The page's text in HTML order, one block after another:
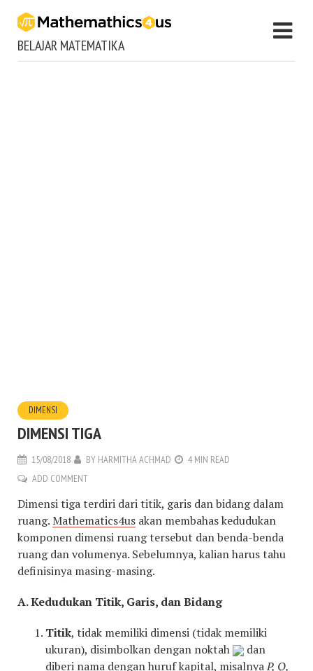
BELAJAR MATEMATIKA
DIMENSI
DIMENSI TIGA
15/08/2018 BY HARMITHA ACHMAD
4 MIN READ
ADD COMMENT
Dimensi tiga terdiri dari titik, garis dan bidang dalam
ruang.Mathematics4us akan membahas kedudukan
komponen dimensi ruang tersebut dan benda-benda
ruang dan volumenya. Sebelumnya, kalian harus tahu
definisinya masing-masing.
A. Kedudukan Titik, Garis, dan Bidang
Titik, tidak memiliki dimensi (tidak memiliki
ukuran), disimbolkan dengan noktah
dan
diberi nama dengan huruf kapital, misalnyaP, Q,